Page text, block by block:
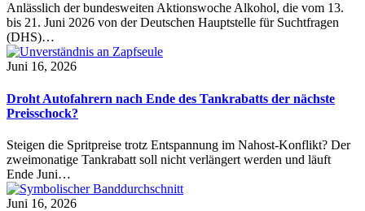
Anlässlich der bundesweiten Aktionswoche Alkohol, die vom 13.
bis 21. Juni 2026 von der Deutschen Hauptstelle für Suchtfragen
(DHS)…
Juni 16, 2026
Droht Autofahrern nach Ende des Tankrabatts der nächste
Preisschock?
Steigen die Spritpreise trotz Entspannung im Nahost-Konflikt? Der
zweimonatige Tankrabatt soll nicht verlängert werden und läuft
Ende Juni…
Juni 16, 2026